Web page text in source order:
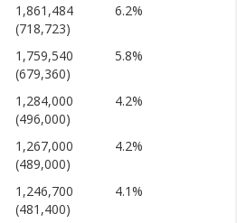
1,861,484
(718,723)
6.2%
1,759,540
(679,360)
5.8%
1,284,000
(496,000)
4.2%
1,267,000
(489,000)
4.2%
1,246,700
(481,400)
4.1%